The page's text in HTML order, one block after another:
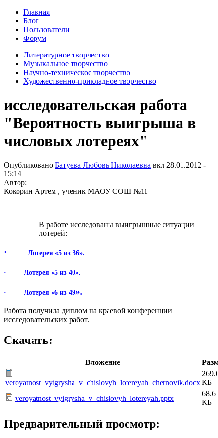
Главная
Блог
Пользователи
Форум
Литературное творчество
Музыкальное творчество
Научно-техническое творчество
Художественно-прикладное творчество
исследовательская работа
"Вероятность выигрыша в
числовых лотереях"
Опубликовано Батуева Любовь Николаевна вкл 28.01.2012 -
15:14
Автор:
Кокорин Артем , ученик МАОУ СОШ №11
В работе исследованы выигрышные ситуации
лотерей:
· Лотерея «5 из 36».
· Лотерея «5 из 40».
· Лотерея «6 из 49».
Работа получила диплом на краевой конференции
исследовательских работ.
Скачать:
Вложение
veroyatnost_vyigrysha_v_chislovyh_lotereyah_chernovik.docx КБ
veroyatnost_vyigrysha_v_chislovyh_lotereyah.pptx
68.6
КБ
Предварительный просмотр: